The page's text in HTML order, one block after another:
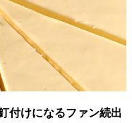
付けになるファン続出